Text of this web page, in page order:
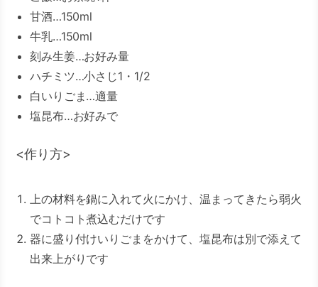
甘酒…150ml
牛乳…150ml
刻み生姜…お好み量
ハチミツ…小さじ1・1/2
白いりごま…適量
塩昆布…お好みで
<作り方>
上の材料を鍋に入れて火にかけ、温まってきたら弱火
でコトコト煮込むだけです
器に盛り付けいりごまをかけて、塩昆布は別で添えて
出来上がりです